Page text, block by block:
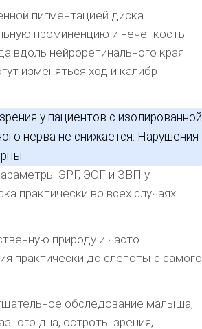
пигментацией диска
проминенцию и нечеткость
вдоль нейроретинального края
изменяться ход и калибр
у пациентов с изолированной
нерва не снижается. Нарушения
ЭРГ, ЭОГ и ЗВП у
практически во всех случаях
природу и часто
практически до слепоты с самого
обследование малыша,
дна, остроты зрения,